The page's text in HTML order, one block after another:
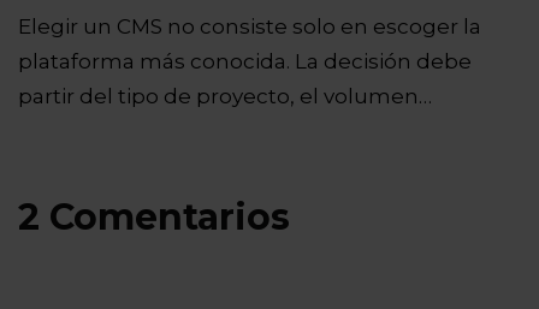
Elegir un CMS no consiste solo en escoger la
plataforma más conocida. La decisión debe
partir del tipo de proyecto, el volumen…
2 Comentarios